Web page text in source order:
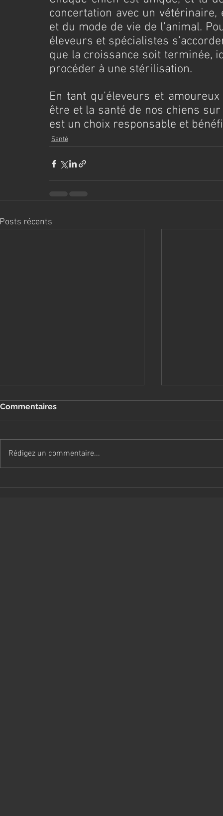
concertation avec un vétérinaire,
et du mode de vie de l’animal.
éleveurs et spécialistes
que la croissance soit terminée,
procéder à une stérilisation.
En tant qu’éleveurs et
être et la santé de nos chiens
est un choix responsable et
Santé
Posts récents
Commentaires
Rédigez un commentaire...